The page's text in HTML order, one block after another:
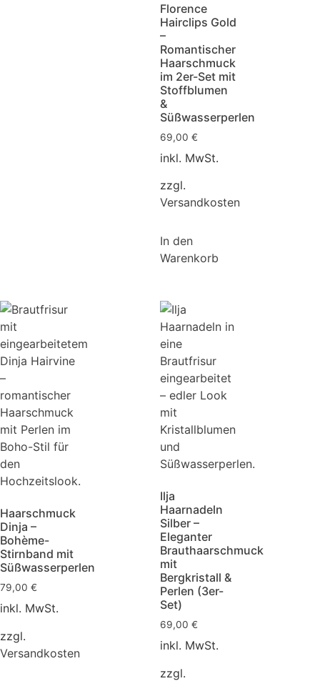
Florence
Hairclips Gold
–
Romantischer
Haarschmuck
im 2er-Set mit
Stoffblumen
&
Süßwasserperlen
69,00 €
inkl. MwSt.
zzgl.
Versandkosten
In den
Warenkorb
Haarschmuck
Dinja –
Bohème-
Stirnband mit
Süßwasserperlen
79,00 €
inkl. MwSt.
zzgl.
Versandkosten
Ilja
Haarnadeln
Silber –
Eleganter
Brauthaarschmuck
mit
Bergkristall &
Perlen (3er-
Set)
69,00 €
inkl. MwSt.
zzgl.